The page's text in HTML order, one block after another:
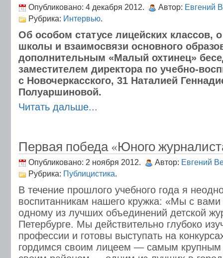
Опубликовано: 4 декабря 2012. Автор: Евгений
Рубрика: Интервью.
Об особом статусе лицейских классов,
школы и взаимосвязи основного
дополнительным «Малый охтинец»
заместителем директора по учебно-
с Новочеркасского, 31 Наталией
Полуаршиновой.
Читать дальше...
Первая победа «Юного
Опубликовано: 2 ноября 2012. Автор: Евгений
Рубрика: Публицистика.
В течение прошлого учебного года я
воспитанникам нашего кружка: «Мы с
одному из лучших объединений детской
Петербурге. Мы действительно глубоко
профессии и готовы выступать на
гордимся своим лицеем — самым крупным